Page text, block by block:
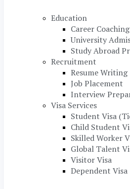
Education
Career Coaching
University
Study Abroad
Recruitment
Resume Writing
Job Placement
Interview
Visa Services
Student Visa
Child Student
Skilled Worker
Global Talent
Visitor Visa
Dependent Visa